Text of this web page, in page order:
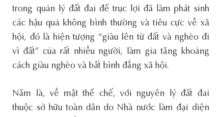
trong quản lý đất đai để trục lợi đã làm phát sinh
các hậu quả không bình thường và tiêu cực về xã
hội, đó là hiện tượng “giàu lên từ đất và nghèo đi
vì đất” của rất nhiều người, làm gia tăng khoảng
cách giàu nghèo và bất bình đẳng xã hội.
Năm là, về mặt thể chế, với nguyên lý đất đai
thuộc sở hữu toàn dân do Nhà nước làm đại diện